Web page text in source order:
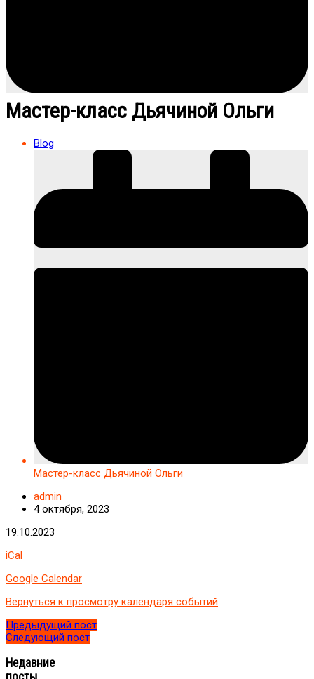
Мастер-класс Дьячиной Ольги
Blog
Мастер-класс Дьячиной Ольги
admin
4 октября, 2023
Мастер-
Дьячиной
19.10.2023
iCal
Google Calendar
Вернуться к просмотру календаря событий
Предыдущий пост
Следующий пост
Недавние